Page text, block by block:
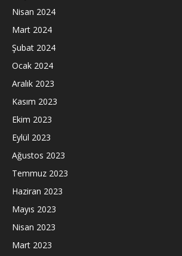
Nisan 2024
Mart 2024
Şubat 2024
Ocak 2024
Aralık 2023
Kasım 2023
Ekim 2023
Eylül 2023
Ağustos 2023
Temmuz 2023
Haziran 2023
Mayıs 2023
Nisan 2023
Mart 2023